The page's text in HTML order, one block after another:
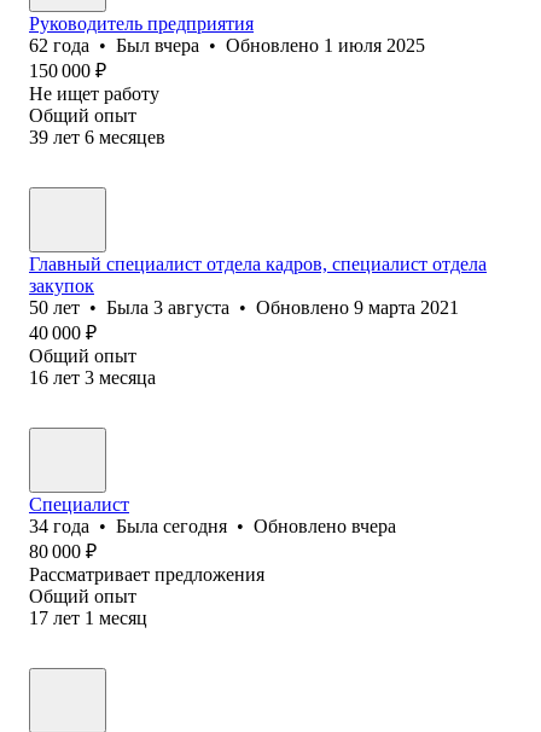
Руководитель предприятия
62 года • Был вчера • Обновлено 1 июля 2025
150 000 ₽
Не ищет работу
Общий опыт
39 лет 6 месяцев
Главный специалист отдела кадров, специалист отдела
закупок
50 лет • Была 3 августа • Обновлено 9 марта 2021
40 000 ₽
Общий опыт
16 лет 3 месяца
Специалист
34 года • Была сегодня • Обновлено вчера
80 000 ₽
Рассматривает предложения
Общий опыт
17 лет 1 месяц